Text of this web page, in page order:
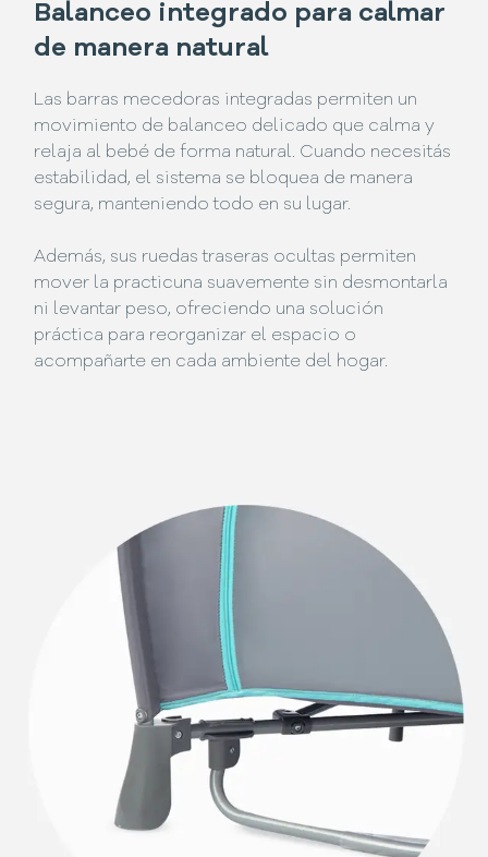
Balanceo integrado para calmar
de manera natural
Las barras mecedoras integradas permiten un
movimiento de balanceo delicado que calma y
relaja al bebé de forma natural. Cuando necesitás
estabilidad, el sistema se bloquea de manera
segura, manteniendo todo en su lugar.
Además, sus ruedas traseras ocultas permiten
mover la practicuna suavemente sin desmontarla
ni levantar peso, ofreciendo una solución
práctica para reorganizar el espacio o
acompañarte en cada ambiente del hogar.